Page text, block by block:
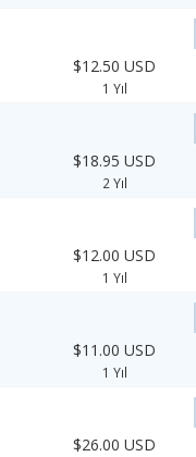
$12.50 USD
1 Yıl
$18.95 USD
2 Yıl
$12.00 USD
1 Yıl
$11.00 USD
1 Yıl
$26.00 USD